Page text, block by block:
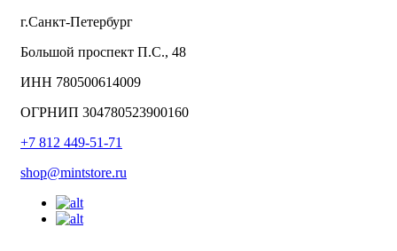
г.Санкт-Петербург
Большой проспект П.С., 48
ИНН 780500614009
ОГРНИП 304780523900160
+7 812 449-51-71
shop@mintstore.ru